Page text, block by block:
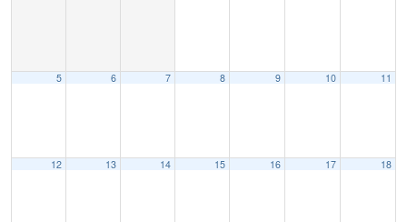
5 6 7 8 9 10 11
12 13 14 15 16 17 18